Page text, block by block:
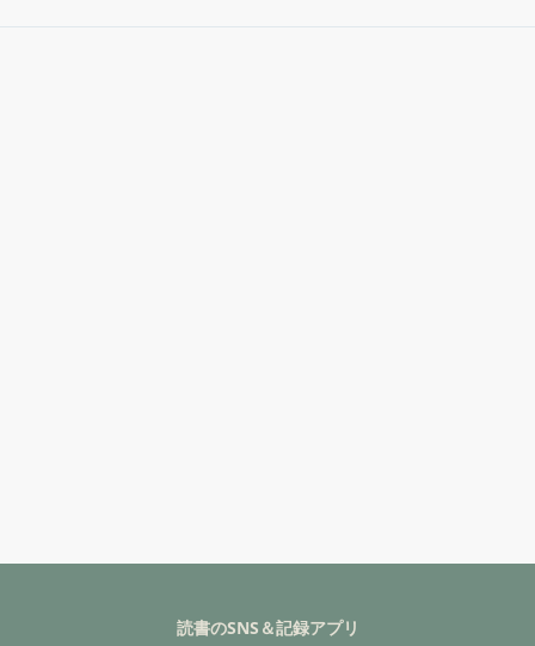
読書のSNS＆記録アプリ